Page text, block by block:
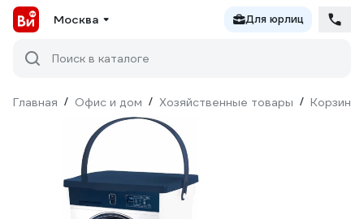
Москва Для юрлиц
Поиск в каталоге
Главная / Офис и дом / Хозяйственные товары / Корзины